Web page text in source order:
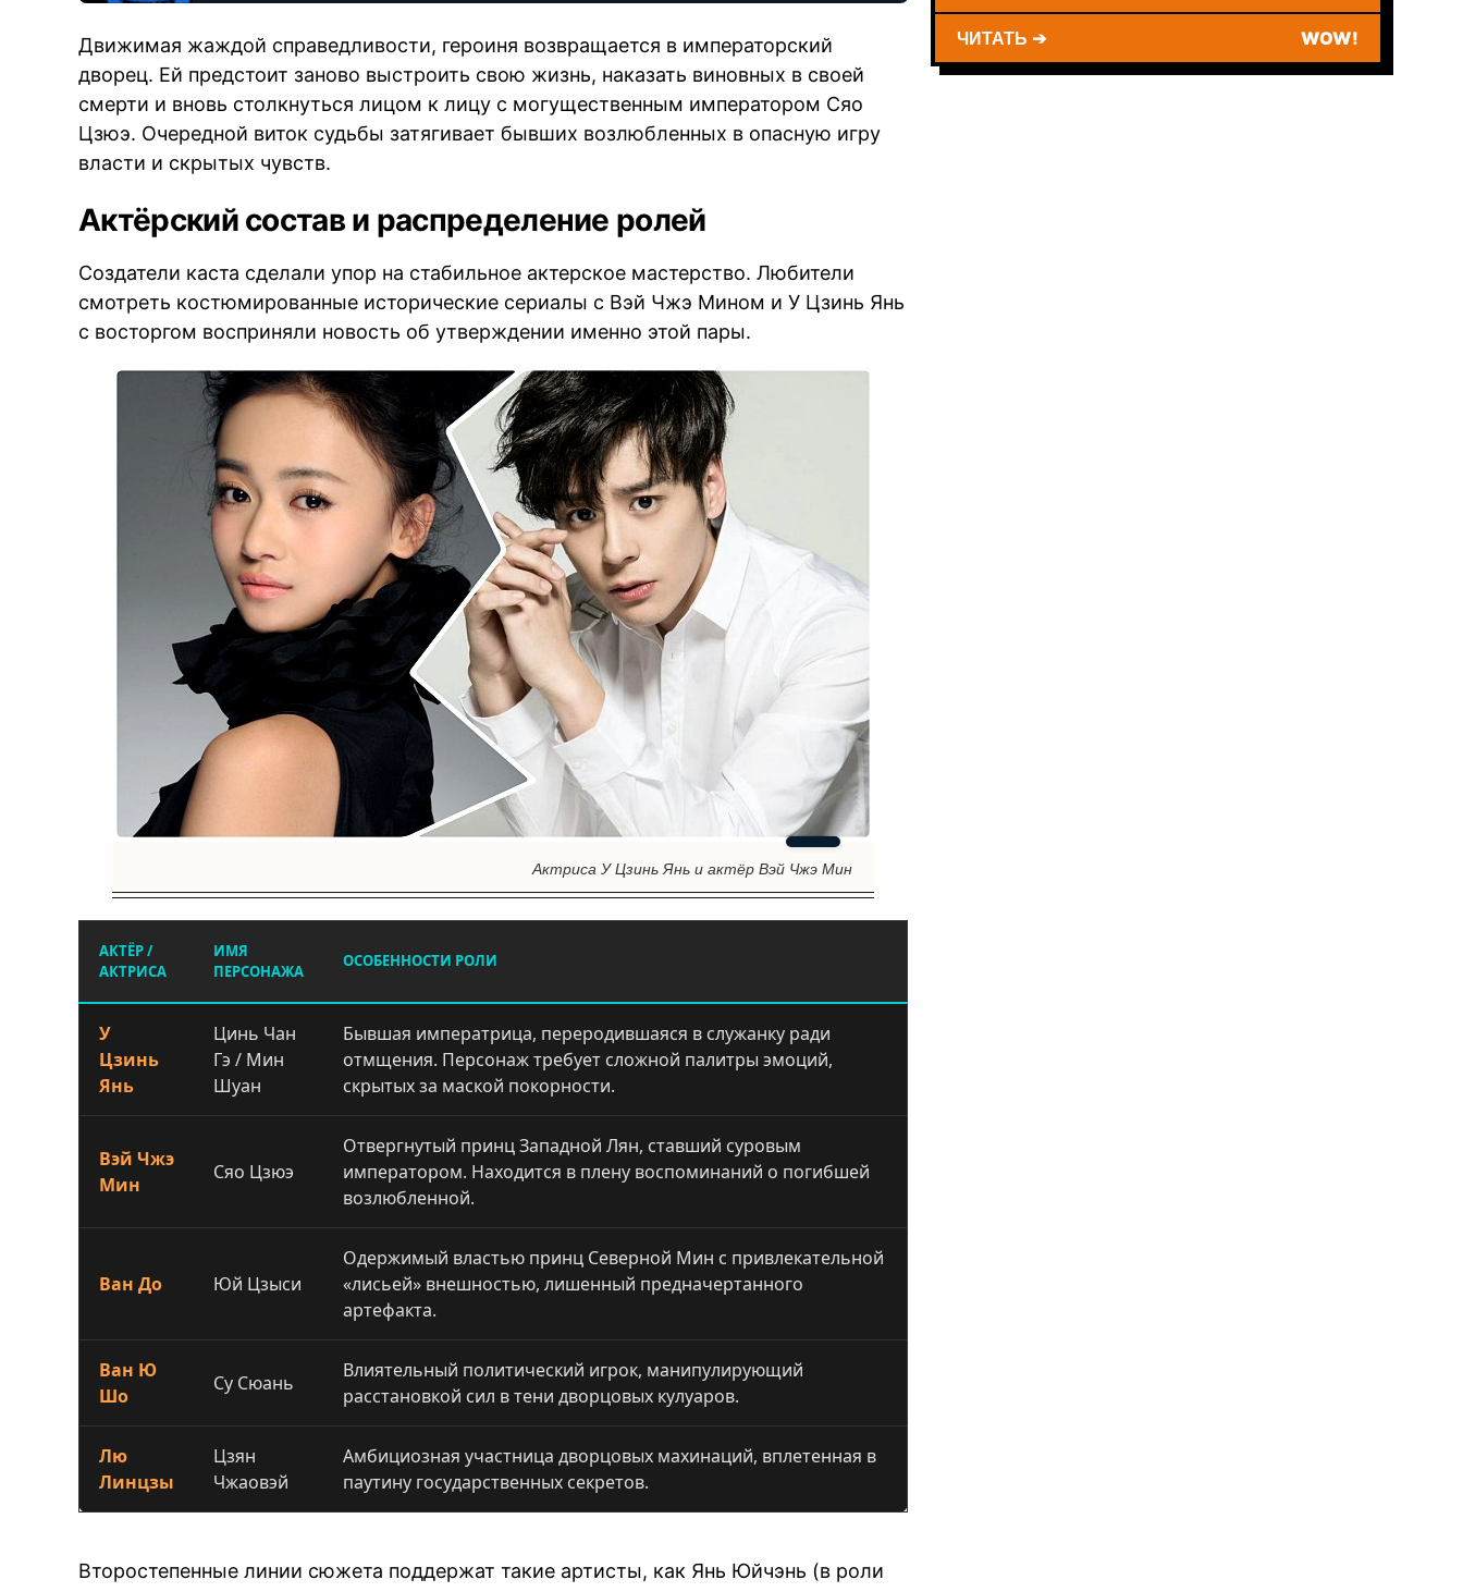
Движимая жаждой справедливости, героиня возвращается в императорский
дворец. Ей предстоит заново выстроить свою жизнь, наказать виновных в своей
смерти и вновь столкнуться лицом к лицу с могущественным императором Сяо
Цзюэ. Очередной виток судьбы затягивает бывших возлюбленных в опасную игру
власти и скрытых чувств.
Актёрский состав и распределение ролей
Создатели каста сделали упор на стабильное актерское мастерство. Любители
смотреть костюмированные исторические сериалы с Вэй Чжэ Мином и У Цзинь Янь
с восторгом восприняли новость об утверждении именно этой пары.
Актриса У Цзинь Янь и актёр Вэй Чжэ Мин
АКТЁР /
АКТРИСА
ИМЯ
ПЕРСОНАЖА
ОСОБЕННОСТИ РОЛИ
У
Цзинь
Янь
Цинь Чан
Гэ / Мин
Шуан
Бывшая императрица, переродившаяся в служанку ради
отмщения. Персонаж требует сложной палитры эмоций,
скрытых за маской покорности.
Вэй Чжэ
Мин
Сяо Цзюэ
Отвергнутый принц Западной Лян, ставший суровым
императором. Находится в плену воспоминаний о погибшей
возлюбленной.
Ван До Юй Цзыси
Одержимый властью принц Северной Мин с привлекательной
«лисьей» внешностью, лишенный предначертанного
артефакта.
Ван Ю
Шо
Су Сюань
Влиятельный политический игрок, манипулирующий
расстановкой сил в тени дворцовых кулуаров.
Лю
Линцзы
Цзян
Чжаовэй
Амбициозная участница дворцовых махинаций, вплетенная в
паутину государственных секретов.
Второстепенные линии сюжета поддержат такие артисты, как Янь Юйчэнь (в роли
ЧИТАТЬ ➔ WOW!